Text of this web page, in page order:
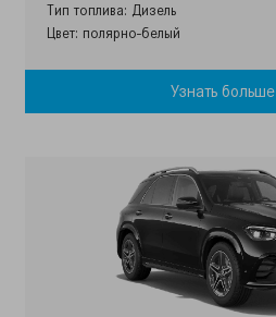
Тип топлива: Дизель
Цвет: полярно-белый
Узнать больше